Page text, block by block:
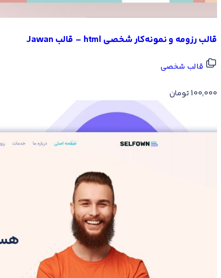
قالب رزومه و نمونه‌کار شخصی html – قالب Jawan
قالب شخصی
100,000 تومان